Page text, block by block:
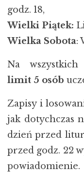
godz. 18,
Wielki Piątek:
Wielka Sobota:
Na
limit 5 osób
Zapisy i
jak dotychczas
dzień przed
przed godz. 22
powiadomienie.